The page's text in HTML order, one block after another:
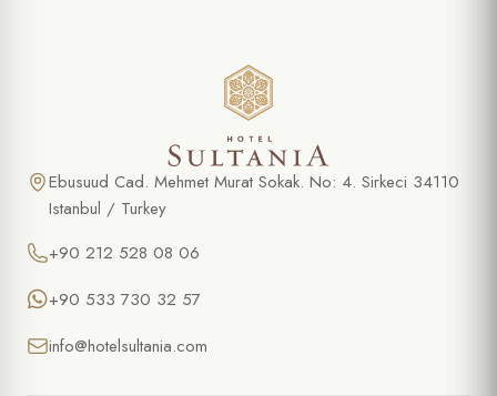
Ebusuud Cad. Mehmet Murat Sokak. No: 4. Sirkeci 34110
Istanbul / Turkey
+90 212 528 08 06
+90 533 730 32 57
info@hotelsultania.com